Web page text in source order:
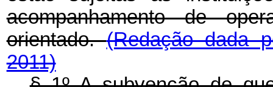
acompanhamento de
orientado.(Redação dada
2011)